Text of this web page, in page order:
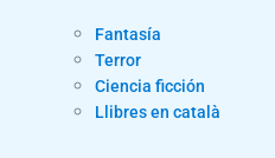
Fantasía
Terror
Ciencia ficción
Llibres en català